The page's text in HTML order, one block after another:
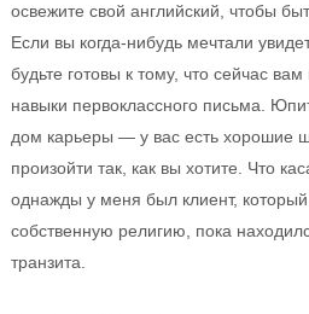
освежите свой английский, чтобы
Если вы когда-нибудь мечтали
будьте готовы к тому, что сейчас
навыки первоклассного письма.
дом карьеры — у вас есть хорошие
произойти так, как вы хотите. Что
однажды у меня был клиент, который
собственную религию, пока
транзита.